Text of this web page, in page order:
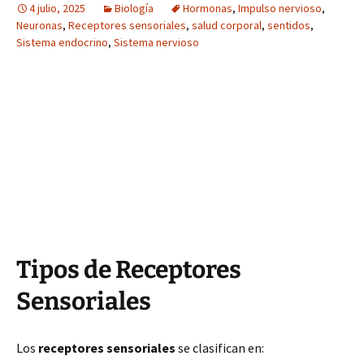
4 julio, 2025 Biología Hormonas, Impulso nervioso,
Neuronas, Receptores sensoriales, salud corporal, sentidos,
Sistema endocrino, Sistema nervioso
Tipos de Receptores
Sensoriales
Los receptores sensoriales se clasifican en: